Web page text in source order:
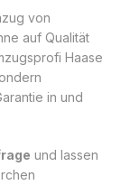
von
auf Qualität
Haase
in und
und lassen